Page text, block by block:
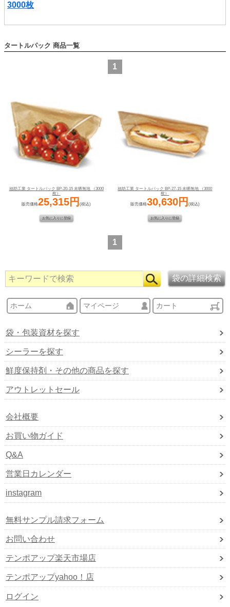
3000枚
タートルパック
1
福助工業 タートルパック BP-20-15 未晒無地 （3000
枚）
販売価格25,315円(税込)
福助工業 タートルパック BP-27-15 未晒無地 （3000
枚）
販売価格30,630円 (税込)
1
ホーム マイページ カート
袋・包装資材を探す
シーラーを探す
鮮度保持剤・その他の商品を探す
アウトレットセール
会社概要
お買い物ガイド
Q&A
営業日カレンダー
instagram
無料サンプル請求フォーム
お問い合わせ
テンポアップ楽天市場店
テンポアップyahoo！店
ログイン